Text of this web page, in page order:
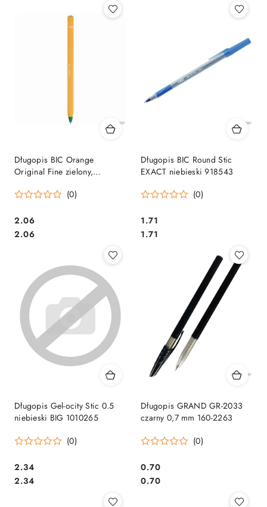
Długopis BIC Orange
Original Fine zielony,
(0)
Cena:
2.06
Cena:
2.06
Długopis BIC Round Stic
EXACT niebieski 918543
(0)
Cena:
1.71
Cena:
1.71
Długopis Gel-ocity Stic 0.5
niebieski BIG 1010265
(0)
Cena:
2.34
Cena:
2.34
Długopis GRAND GR-2033
czarny 0,7 mm 160-2263
(0)
Cena:
0.70
Cena:
0.70